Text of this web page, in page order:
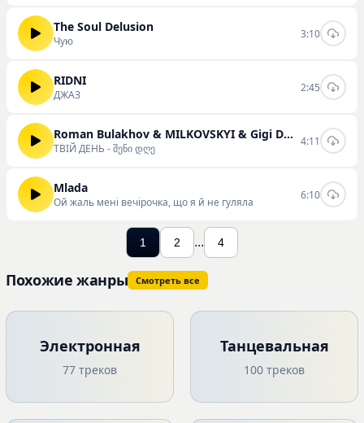
The Soul Delusion
Чую
3:10
RIDNI
ДЖАЗ
2:45
Roman Bulakhov & MILKOVSKYI & Gigi Dedalamazishvili
ТВІЙ ДЕНЬ - შენი დღე
4:11
Mlada
Ой жаль мені вечірочка, що я й не гуляла
6:10
1 2 ... 4
Похожие жанры Смотреть все
Электронная
77 треков
Танцевальная
100 треков